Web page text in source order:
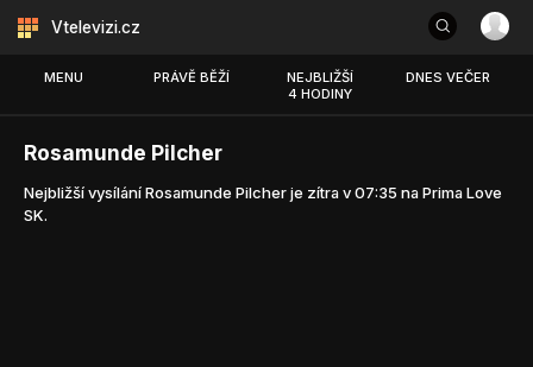
Vtelevizi.cz
MENU PRÁVĚ BĚŽÍ
NEJBLIŽŠÍ
4 HODINY
DNES VEČER
Rosamunde Pilcher
Nejbližší vysílání Rosamunde Pilcher je zítra v 07:35 na Prima Love
SK.